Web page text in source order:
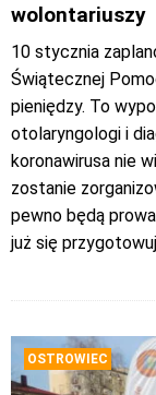
wolontariuszy
10 stycznia
Świątecznej
pieniędzy. To
otolaryngologi i
koronawirusa nie
zostanie
pewno będą
już się
OSTROWIEC